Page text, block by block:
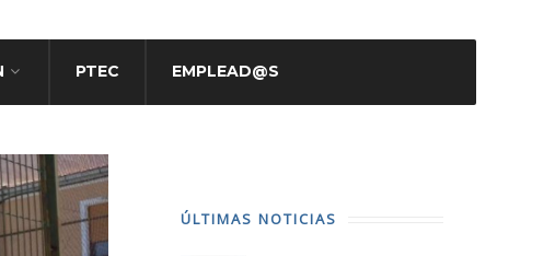
PTEC EMPLEAD@S
ÚLTIMAS NOTICIAS